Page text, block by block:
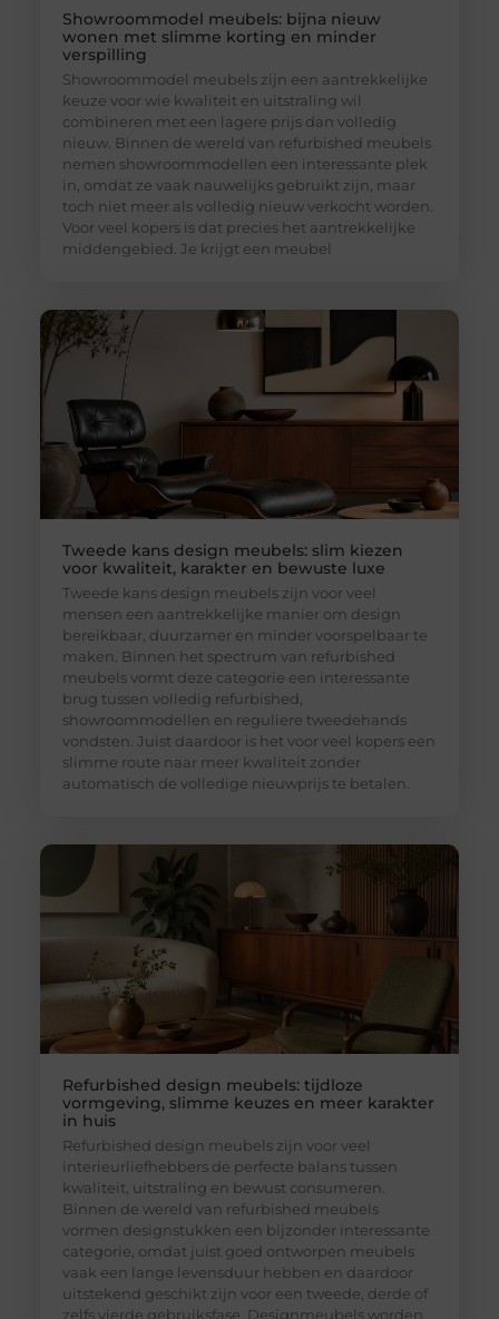
Showroommodel meubels: bijna nieuw
wonen met slimme korting en minder
verspilling
Showroommodel meubels zijn een aantrekkelijke
keuze voor wie kwaliteit en uitstraling wil
combineren met een lagere prijs dan volledig
nieuw. Binnen de wereld van refurbished meubels
nemen showroommodellen een interessante plek
in, omdat ze vaak nauwelijks gebruikt zijn, maar
toch niet meer als volledig nieuw verkocht worden.
Voor veel kopers is dat precies het aantrekkelijke
middengebied. Je krijgt een meubel
Tweede kans design meubels: slim kiezen
voor kwaliteit, karakter en bewuste luxe
Tweede kans design meubels zijn voor veel
mensen een aantrekkelijke manier om design
bereikbaar, duurzamer en minder voorspelbaar te
maken. Binnen het spectrum van refurbished
meubels vormt deze categorie een interessante
brug tussen volledig refurbished,
showroommodellen en reguliere tweedehands
vondsten. Juist daardoor is het voor veel kopers een
slimme route naar meer kwaliteit zonder
automatisch de volledige nieuwprijs te betalen.
Refurbished design meubels: tijdloze
vormgeving, slimme keuzes en meer karakter
in huis
Refurbished design meubels zijn voor veel
interieurliefhebbers de perfecte balans tussen
kwaliteit, uitstraling en bewust consumeren.
Binnen de wereld van refurbished meubels
vormen designstukken een bijzonder interessante
categorie, omdat juist goed ontworpen meubels
vaak een lange levensduur hebben en daardoor
uitstekend geschikt zijn voor een tweede, derde of
zelfs vierde gebruiksfase. Designmeubels worden